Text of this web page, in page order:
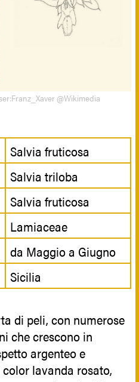
@Wikimedia
Salvia fruticosa
Salvia triloba
Salvia fruticosa
Lamiaceae
da Maggio a Giugno
Sicilia
di peli, con numerose
che crescono in
argenteo e
lavanda rosato,